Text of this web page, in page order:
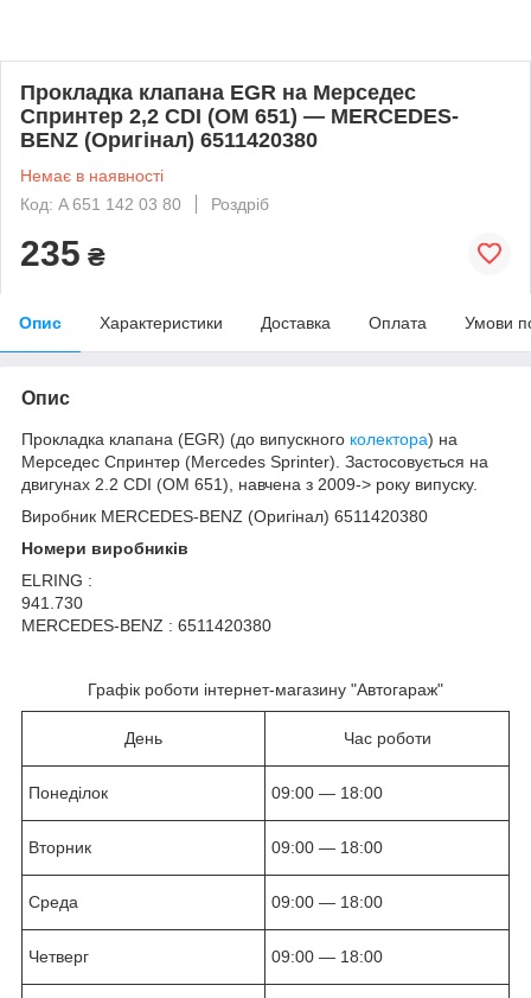
Прокладка клапана EGR на Мерседес
Спринтер 2,2 CDI (OM 651) — MERCEDES-
BENZ (Оригінал) 6511420380
Немає в наявності
Код: A 651 142 03 80
Роздріб
235 ₴
Опис Характеристики Доставка Оплата Умови
Опис
Прокладка клапана (EGR) (до випускного колектора) на
Мерседес Спринтер (Mercedes Sprinter). Застосовується на
двигунах 2.2 CDI (OM 651), навчена з 2009-> року випуску.
Виробник MERCEDES-BENZ (Оригінал) 6511420380
Номери виробників
ELRING :
941.730
MERCEDES-BENZ : 6511420380
Графік роботи інтернет-магазину "Автогараж"
День Час роботи
Понеділок 09:00 — 18:00
Вторник 09:00 — 18:00
Среда 09:00 — 18:00
Четверг 09:00 — 18:00